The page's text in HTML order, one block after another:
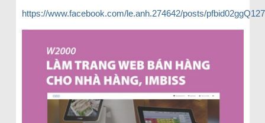
https://www.facebook.com/le.anh.274642/posts/